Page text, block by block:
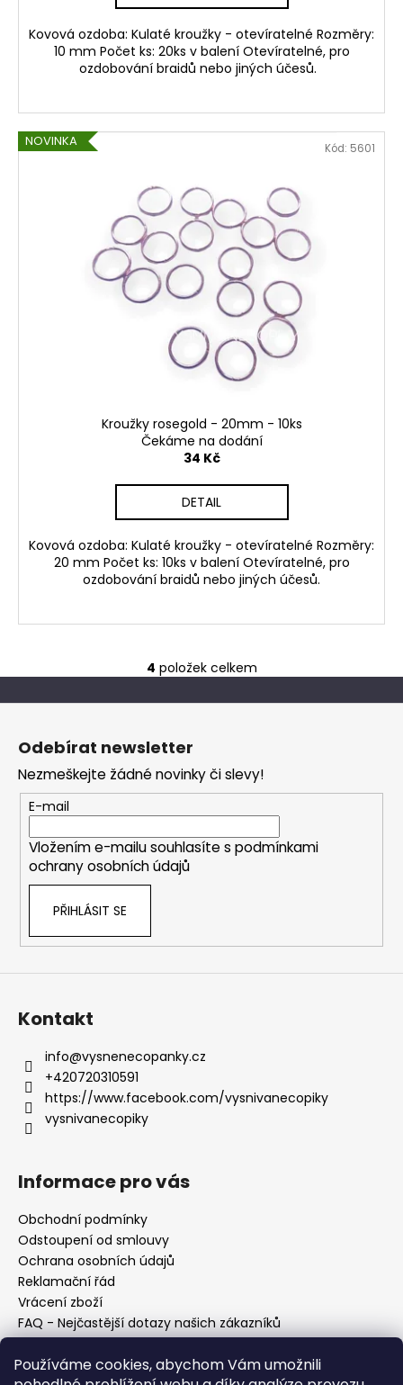
Používáme cookies, abychom Vám umožnili
Kovová ozdoba: Kulaté kroužky - otevíratelné Rozměry:
10 mm Počet ks: 20ks v balení Otevíratelné, pro
ozdobování braidů nebo jiných účesů.
NOVINKA
Kroužky rosegold - 20mm - 10ks
Čekáme na dodání
34 Kč
DETAIL
Kovová ozdoba: Kulaté kroužky - otevíratelné Rozměry:
20 mm Počet ks: 10ks v balení Otevíratelné, pro
ozdobování braidů nebo jiných účesů.
Kód: 5601
O
v
a
c
í
p
r
ý
p
4 položek celkem
Z
Odebírat newsletter
Nezmeškejte žádné novinky či slevy!
E-mail
Vložením e-mailu souhlasíte s podmínkami
ochrany osobních údajů
PŘIHLÁSIT SE
Kontakt
info@vysnenecopanky.cz
+420720310591
https://www.facebook.com/vysnivanecopiky
vysnivanecopiky
Informace pro vás
Obchodní podmínky
Odstoupení od smlouvy
Ochrana osobních údajů
Reklamační řád
Vrácení zboží
FAQ - Nejčastější dotazy našich zákazníků
Kurz zapletání vlasů